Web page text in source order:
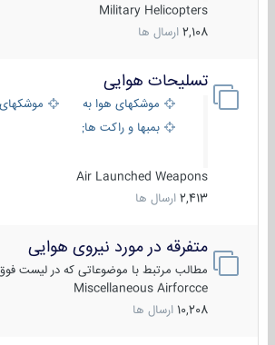
Military Helicopters
2,108 ارسال ها
تسلیحات هوایی
موشکهای هوا به هوا
موشکهای
بمبها و راکت های هوایی
Air Launched Weapons
2,413 ارسال ها
متفرقه در مورد نیروی هوایی
مطالب مرتبط با موضوعاتی که در لیست فوق
Miscellaneous Airforcce
10,208 ارسال ها